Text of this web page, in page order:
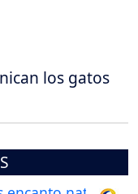
los gatos